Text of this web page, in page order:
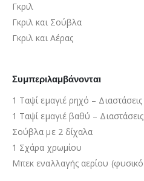
Γκριλ
Γκριλ και Σούβλα
Γκριλ και Αέρας
Συμπεριλαμβάνονται
1 Ταψί εμαγιέ ρηχό –
1 Ταψί εμαγιέ βαθύ –
Σούβλα με 2 δίχαλα
1 Σχάρα χρωμίου
Μπεκ εναλλαγής αερίου